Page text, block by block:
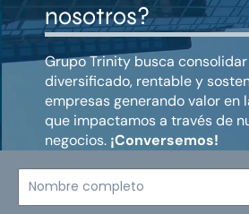
nosotros?
Grupo Trinity busca
diversificado, rentable y
empresas generando valor en
que impactamos a través de
negocios. ¡Conversemos!